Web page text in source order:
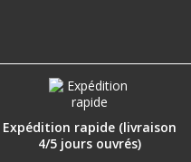
Expédition rapide (livraison
4/5 jours ouvrés)